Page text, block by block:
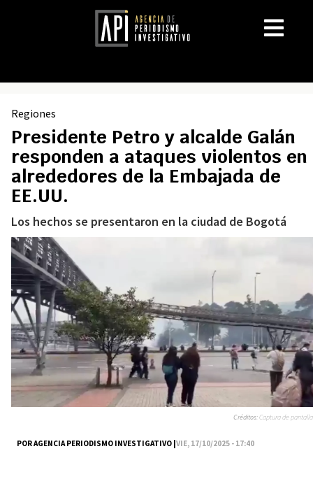
Regiones
Presidente Petro y alcalde Galán
responden a ataques violentos en
alrededores de la Embajada de
EE.UU.
Los hechos se presentaron en la ciudad de Bogotá
POR AGENCIA PERIODISMO INVESTIGATIVO |VIE, 17/10/2025 - 17:40
Créditos:Captura de pantalla